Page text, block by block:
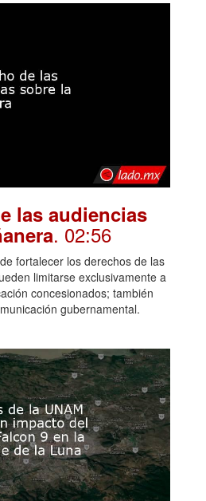
las audiencias
. 02:56
fortalecer los derechos de las
limitarse exclusivamente a
concesionados; también
gubernamental.